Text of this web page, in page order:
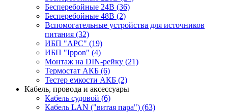
Бесперебойные 24В (36)
Бесперебойные 48В (2)
Вспомогательные устройства для источников
питания (32)
ИБП "APC" (19)
ИБП "Ippon" (4)
Монтаж на DIN-рейку (21)
Термостат АКБ (6)
Тестер емкости АКБ (2)
Кабель, провода и аксессуары
Кабель судовой (6)
Кабель LAN ("витая пара") (63)